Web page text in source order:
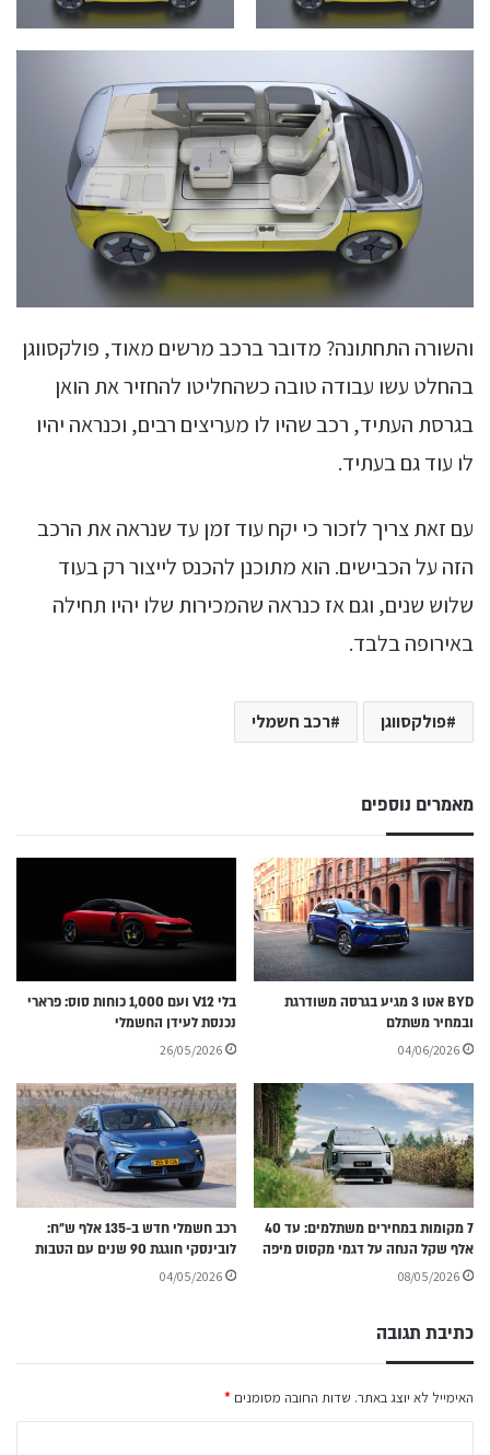
והשורה התחתונה? מדובר ברכב מרשים מאוד, פולקסווגן
בהחלט עשו עבודה טובה כשהחליטו להחזיר את הואן
בגרסת העתיד, רכב שהיו לו מעריצים רבים, וכנראה יהיו
לו עוד גם בעתיד.
עם זאת צריך לזכור כי יקח עוד זמן עד שנראה את הרכב
הזה על הכבישים. הוא מתוכנן להכנס לייצור רק בעוד
שלוש שנים, וגם אז כנראה שהמכירות שלו יהיו תחילה
באירופה בלבד.
פולקסווגן רכב חשמלי
מאמרים נוספים
BYD אטו 3 מגיע בגרסה משודרגת
ובמחיר משתלם
04/06/2026
בלי V12 ועם 1,000 כוחות סוס: פרארי
נכנסת לעידן החשמלי
26/05/2026
7 מקומות במחירים משתלמים: עד 40
אלף שקל הנחה על דגמי מקסוס מיפה
08/05/2026
רכב חשמלי חדש ב-135 אלף ש״ח:
לובינסקי חוגגת 90 שנים עם הטבות
04/05/2026
כתיבת תגובה
האימייל לא יוצג באתר. שדות החובה מסומנים *